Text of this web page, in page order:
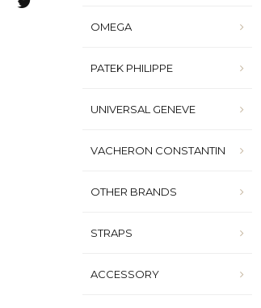
OMEGA
PATEK PHILIPPE
UNIVERSAL GENEVE
VACHERON CONSTANTIN
OTHER BRANDS
STRAPS
ACCESSORY